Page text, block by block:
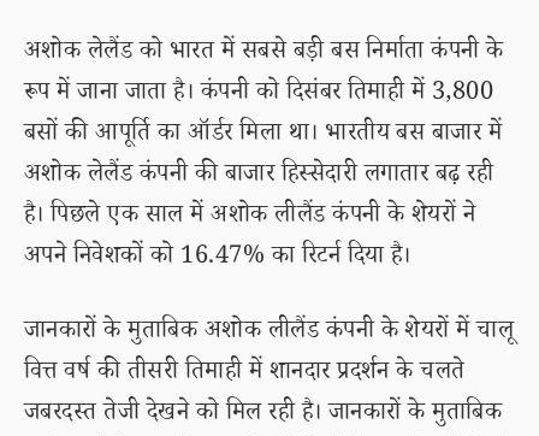
अशोक लेलैंड को भारत में सबसे बड़ी बस निर्माता कंपनी के
रूप में जाना जाता है। कंपनी को दिसंबर तिमाही में 3,800
बसों की आपूर्ति का ऑर्डर मिला था। भारतीय बस बाजार में
अशोक लेलैंड कंपनी की बाजार हिस्सेदारी लगातार बढ़ रही
है। पिछले एक साल में अशोक लीलैंड कंपनी के शेयरों ने
अपने निवेशकों को 16.47% का रिटर्न दिया है।
जानकारों के मुताबिक अशोक लीलैंड कंपनी के शेयरों में चालू
वित्त वर्ष की तीसरी तिमाही में शानदार प्रदर्शन के चलते
जबरदस्त तेजी देखने को मिल रही है। जानकारों के मुताबिक